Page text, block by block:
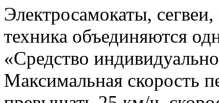
Электросамокаты,
техника объединяются
«Средство
Максимальная скорость